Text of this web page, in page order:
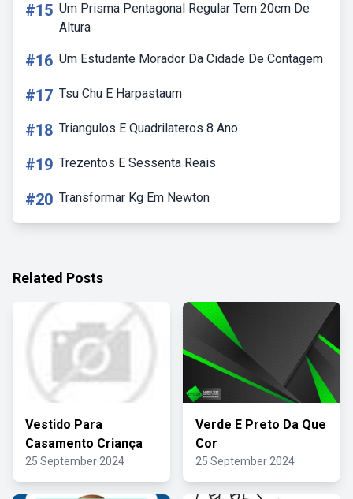
#15 Um Prisma Pentagonal Regular Tem 20cm De
Altura
#16 Um Estudante Morador Da Cidade De Contagem
#17 Tsu Chu E Harpastaum
#18 Triangulos E Quadrilateros 8 Ano
#19 Trezentos E Sessenta Reais
#20 Transformar Kg Em Newton
Related Posts
Vestido Para
Casamento Criança
25 September 2024
Verde E Preto Da Que
Cor
25 September 2024